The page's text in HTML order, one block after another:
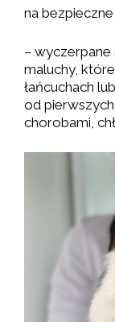
na
– wyczerpane
maluchy,
łańcuchach
od
chorobami,